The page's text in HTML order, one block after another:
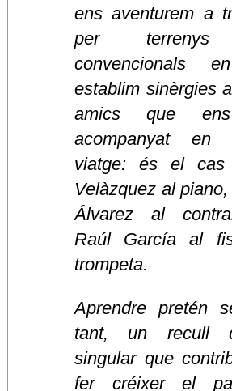
ens aventurem a
per
convencionals
establim sinèrgies
amics que
acompanyat en
viatge: és el cas
Velàzquez al
Álvarez al
Raúl García al
trompeta.
Aprendre pretén
tant, un recull
singular que
fer créixer el